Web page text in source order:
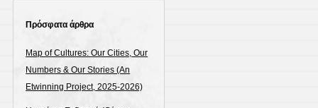
Πρόσφατα άρθρα
Map of Cultures: Our Cities, Our
Numbers & Our Stories (An
Etwinning Project, 2025-2026)